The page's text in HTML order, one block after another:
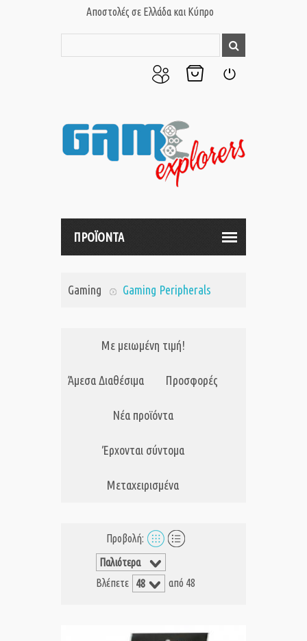
Αποστολές σε Ελλάδα και Κύπρο
μου
ΠΡΟΪΟΝΤΑ
Gaming Gaming Peripherals
Με μειωμένη τιμή!
Άμεσα Διαθέσιμα Προσφορές
Νέα προϊόντα
Έρχονται σύντομα
Μεταχειρισμένα
Προβολή:
Βλέπετε από 48